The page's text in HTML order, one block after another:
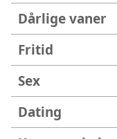
Dårlige vaner
Fritid
Sex
Dating